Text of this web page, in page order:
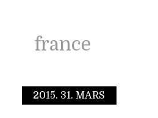
france
2015. 31. MARS